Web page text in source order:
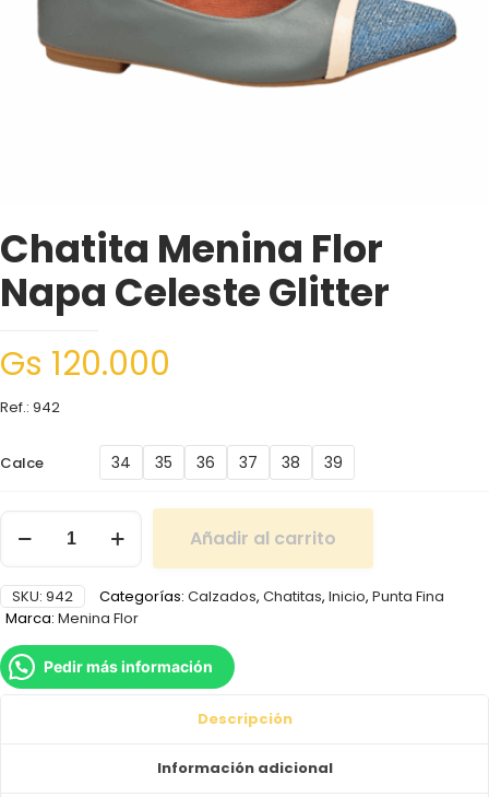
Chatita Menina Flor
Napa Celeste Glitter
Gs 120.000
Ref.: 942
Calce 34 35 36 37 38 39
Añadir al carrito
SKU: 942 Categorías: Calzados, Chatitas, Inicio, Punta Fina
Marca: Menina Flor
Pedir más información
Descripción
Información adicional